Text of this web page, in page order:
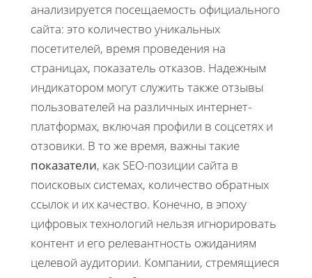
анализируется посещаемость официального
сайта: это количество уникальных
посетителей, время проведения на
страницах, показатель отказов. Надежным
индикатором могут служить также отзывы
пользователей на различных интернет-
платформах, включая профили в соцсетях и
отзовики. В то же время, важны такие
показатели, как SEO-позиции сайта в
поисковых системах, количество обратных
ссылок и их качество. Конечно, в эпоху
цифровых технологий нельзя игнорировать
контент и его релевантность ожиданиям
целевой аудитории. Компании, стремящиеся